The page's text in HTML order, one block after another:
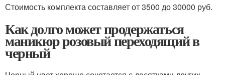
Стоимость комплекта составляет от 3500 до 30000 руб.
Как долго может продержаться
маникюр розовый переходящий в
черный